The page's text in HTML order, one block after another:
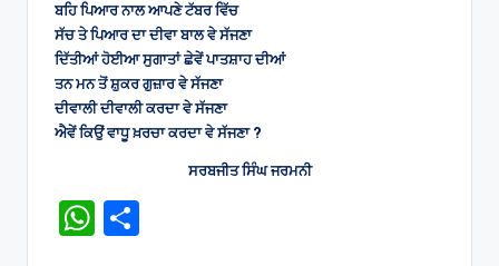
ਬਹਿ ਪਿਆਰ ਨਾਲ ਆਪਣੇ ਟੱਬਰ ਵਿੱਚ
ਸੱਚ ਤੇ ਪਿਆਰ ਦਾ ਦੀਵਾ ਬਾਲ ਵੇ ਸੱਜਣਾ
ਦਿੱਤੀਆਂ ਹੋਈਆ ਸੁਗਾਤਾਂ ਛੇਵੇਂ ਪਾਤਸ਼ਾਹ ਦੀਆਂ
ਤਨ ਮਨ ਤੋਂ ਸ਼ੁਕਰ ਗੁਜ਼ਾਰ ਵੇ ਸੱਜਣਾ
ਦੀਵਾਲੀ ਦੀਵਾਲੀ ਕਰਦਾ ਵੇ ਸੱਜਣਾ
ਐਵੇਂ ਕਿਉਂ ਵਾਧੂ ਖ਼ਰਚਾ ਕਰਦਾ ਵੇ ਸੱਜਣਾ ?
ਸਰਬਜੀਤ ਸਿੰਘ ਜਰਮਨੀ
W